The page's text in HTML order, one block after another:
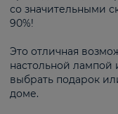
со значительными
90%!
Это отличная
настольной лампой
выбрать подарок
доме.